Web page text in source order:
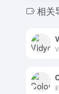
相关